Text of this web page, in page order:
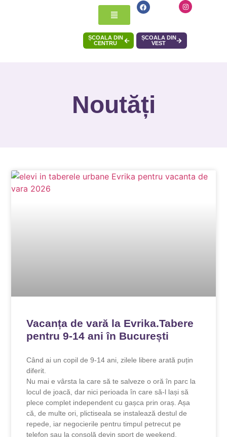
ȘCOALA DIN
CENTRU
ȘCOALA DIN
VEST
Noutăți
Vacanța de vară la Evrika.Tabere
pentru 9-14 ani în București
Când ai un copil de 9-14 ani, zilele libere arată puțin
diferit.
Nu mai e vârsta la care să te salveze o oră în parc la
locul de joacă, dar nici perioada în care să-l lași să
plece complet independent cu gașca prin oraș. Așa
că, de multe ori, plictiseala se instalează destul de
repede, iar negocierile pentru timpul petrecut pe
telefon sau la consolă devin sport de weekend.